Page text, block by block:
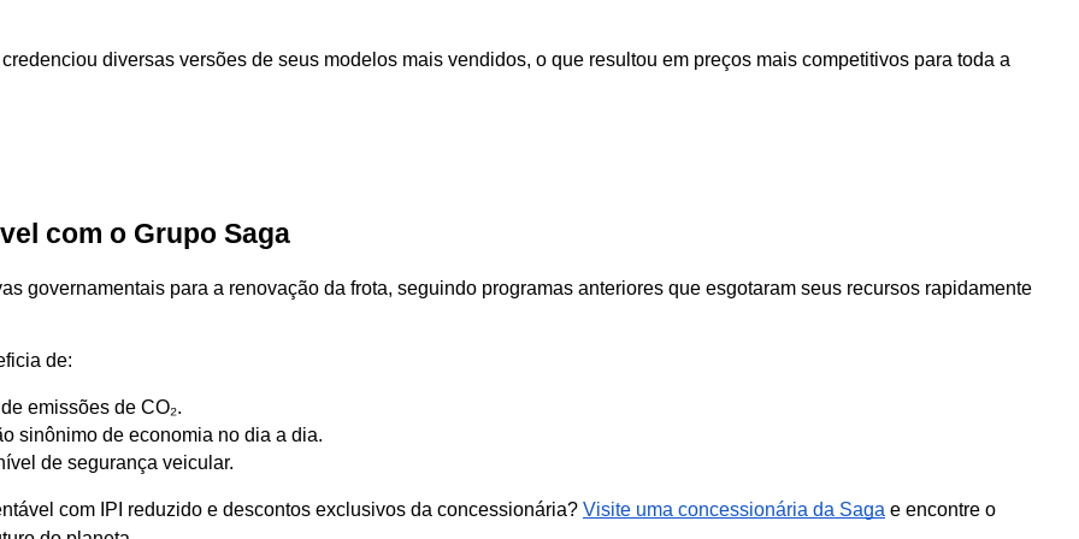
diversas versões de seus modelos mais vendidos, o que resultou em preços mais competitivos para toda a
com o Grupo Saga
governamentais para a renovação da frota, seguindo programas anteriores que esgotaram seus recursos rapidamente
de:
emissões de CO₂.
sinônimo de economia no dia a dia.
de segurança veicular.
com IPI reduzido e descontos exclusivos da concessionária? Visite uma concessionária da Saga e encontre o